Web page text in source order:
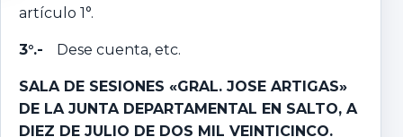
artículo 1°.
3°.- Dese cuenta, etc.
SALA DE SESIONES «GRAL. JOSE ARTIGAS»
DE LA JUNTA DEPARTAMENTAL EN SALTO, A
DIEZ DE JULIO DE DOS MIL VEINTICINCO.